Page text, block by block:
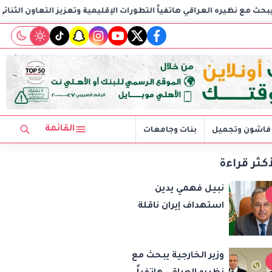
مصر هاتفياً التطورات الإقليمية وتعزيز التعاون الثنائي
facebook
twitter
youtube
instagram
snapchat
tiktok
فاشون وتجميل بنات وجامعات القائمة
قراءة
نبيل فهمي يدين
استهداف إيران ناقلة
حرية الملاحة بمضيق
وزير الخارجية يبحث مع